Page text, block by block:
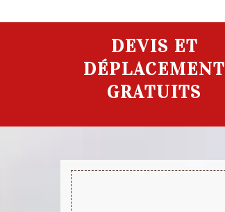
DEVIS ET
DÉPLACEMENT
GRATUITS